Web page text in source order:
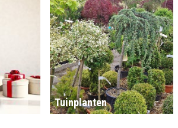
Tuinplanten